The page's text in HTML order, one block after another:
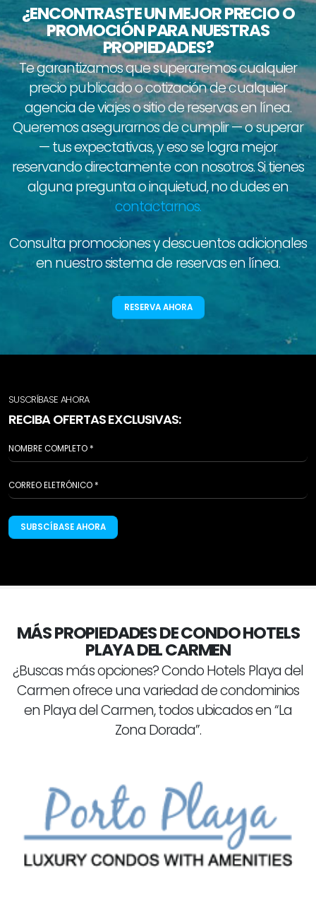
¿ENCONTRASTE UN MEJOR PRECIO O
PROMOCIÓN PARA NUESTRAS
PROPIEDADES?
Te garantizamos que superaremos cualquier
precio publicado o cotización de cualquier
agencia de viajes o sitio de reservas en línea.
Queremos asegurarnos de cumplir — o superar
— tus expectativas, y eso se logra mejor
reservando directamente con nosotros. Si tienes
alguna pregunta o inquietud, no dudes en
contactarnos.
Consulta promociones y descuentos adicionales
en nuestro sistema de reservas en línea.
RESERVA AHORA
SUSCRÍBASE AHORA
RECIBA OFERTAS EXCLUSIVAS:
SUBSCÍBASE AHORA
MÁS PROPIEDADES DE CONDO HOTELS
PLAYA DEL CARMEN
¿Buscas más opciones? Condo Hotels Playa del
Carmen ofrece una variedad de condominios
en Playa del Carmen, todos ubicados en “La
Zona Dorada”.